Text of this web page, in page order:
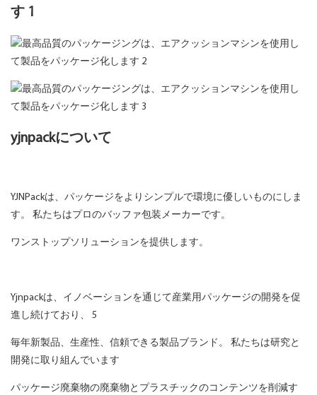
yjnpackについて
YJNPackは、パッケージをよりシンプルで環境に優しいものにしま
す。 私たちはプロのバッファ包装メーカーです。
ワンストップソリューションを提供します。
Yjnpackは、イノベーションを通じて産業用パッケージの開発を促
進し続けており、 5
毎年新製品、生産性、信頼できる製品ブランド。 私たちは研究と
開発に取り組んでいます
パッケージ廃棄物の廃棄物とプラスチックのコンテンツを削減す